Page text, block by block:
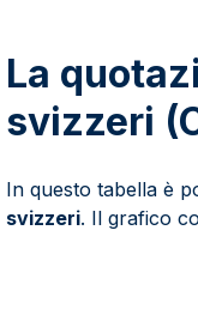
La
svizzeri
In questo tabella è
svizzeri. Il grafico